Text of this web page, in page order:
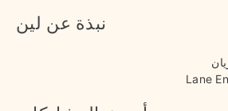
نبذة عن لين